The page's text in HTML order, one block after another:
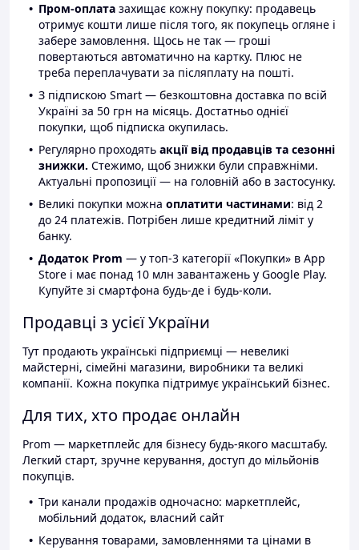
Пром-оплата захищає кожну покупку: продавець
отримує кошти лише після того, як покупець огляне і
забере замовлення. Щось не так — гроші
повертаються автоматично на картку. Плюс не
треба переплачувати за післяплату на пошті.
З підпискою Smart — безкоштовна доставка по всій
Україні за 50 грн на місяць. Достатньо однієї
покупки, щоб підписка окупилась.
Регулярно проходять акції від продавців та сезонні
знижки. Стежимо, щоб знижки були справжніми.
Актуальні пропозиції — на головній або в застосунку.
Великі покупки можна оплатити частинами: від 2
до 24 платежів. Потрібен лише кредитний ліміт у
банку.
Додаток Prom — у топ-3 категорії «Покупки» в App
Store і має понад 10 млн завантажень у Google Play.
Купуйте зі смартфона будь-де і будь-коли.
Продавці з усієї України
Тут продають українські підприємці — невеликі
майстерні, сімейні магазини, виробники та великі
компанії. Кожна покупка підтримує український бізнес.
Для тих, хто продає онлайн
Prom — маркетплейс для бізнесу будь-якого масштабу.
Легкий старт, зручне керування, доступ до мільйонів
покупців.
Три канали продажів одночасно: маркетплейс,
мобільний додаток, власний сайт
Керування товарами, замовленнями та цінами в